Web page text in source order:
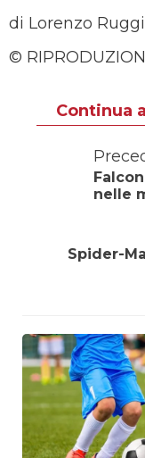
di Lorenzo
©
Continua
nelle
Spider-